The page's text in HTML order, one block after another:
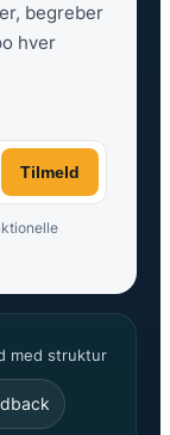
begreber
hver
Tilmeld
med struktur